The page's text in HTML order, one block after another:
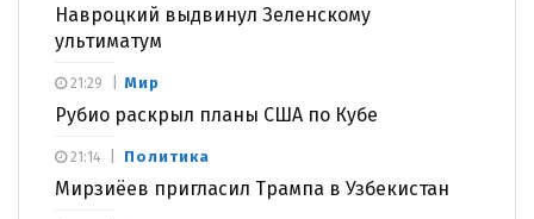
Навроцкий выдвинул Зеленскому
ультиматум
Мир
Рубио раскрыл планы США по Кубе
21:29
Политика
Мирзиёев пригласил Трампа в Узбекистан
21:14